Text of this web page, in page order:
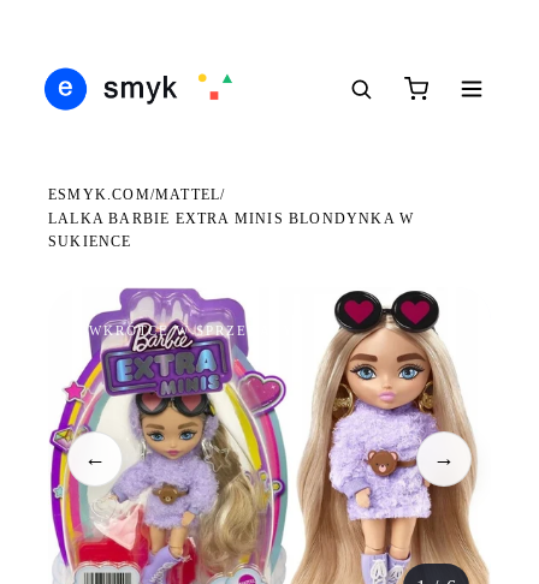
ESMYK.COM/MATTEL/
LALKA BARBIE EXTRA MINIS BLONDYNKA W
SUKIENCE
WKRÓTCE W SPRZEDAŻY
← →